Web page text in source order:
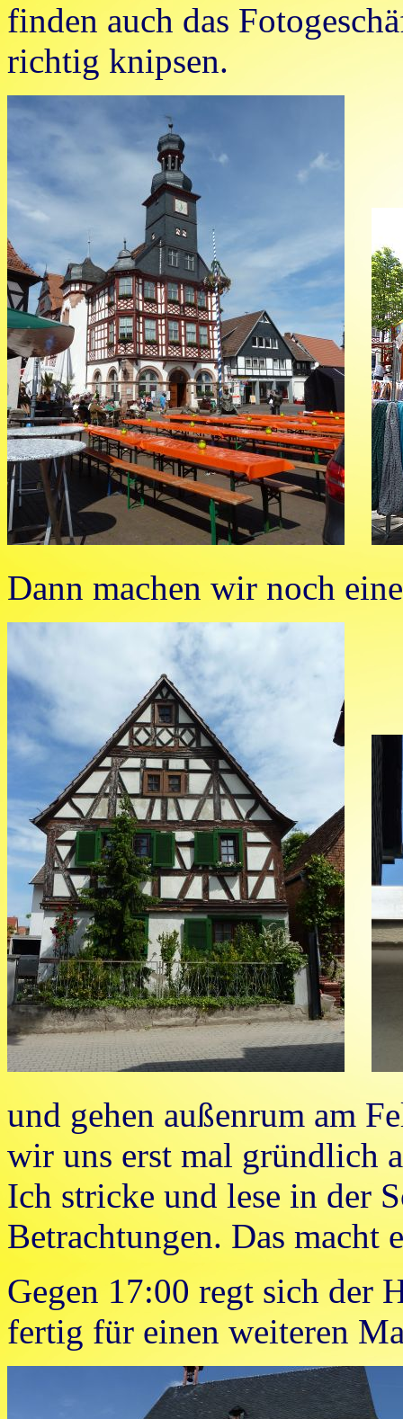
finden auch das
richtig knipsen.
Dann machen wir noch
und gehen außenrum am
wir uns erst mal gründlich
Ich stricke und lese in der
Betrachtungen. Das macht
Gegen 17:00 regt sich der
fertig für einen weiteren